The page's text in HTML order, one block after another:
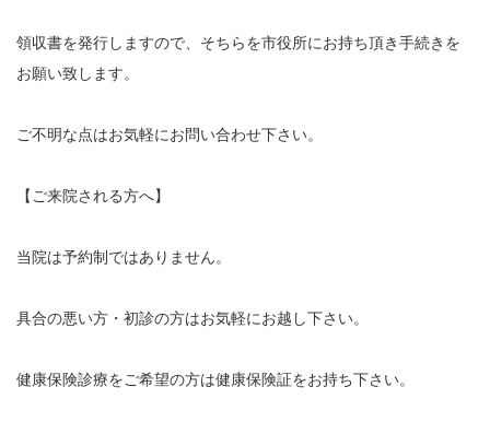
領収書を発行しますので、そちらを市役所にお持ち頂き手続きを
お願い致します。
ご不明な点はお気軽にお問い合わせ下さい。
【ご来院される方へ】
当院は予約制ではありません。
具合の悪い方・初診の方はお気軽にお越し下さい。
健康保険診療をご希望の方は健康保険証をお持ち下さい。